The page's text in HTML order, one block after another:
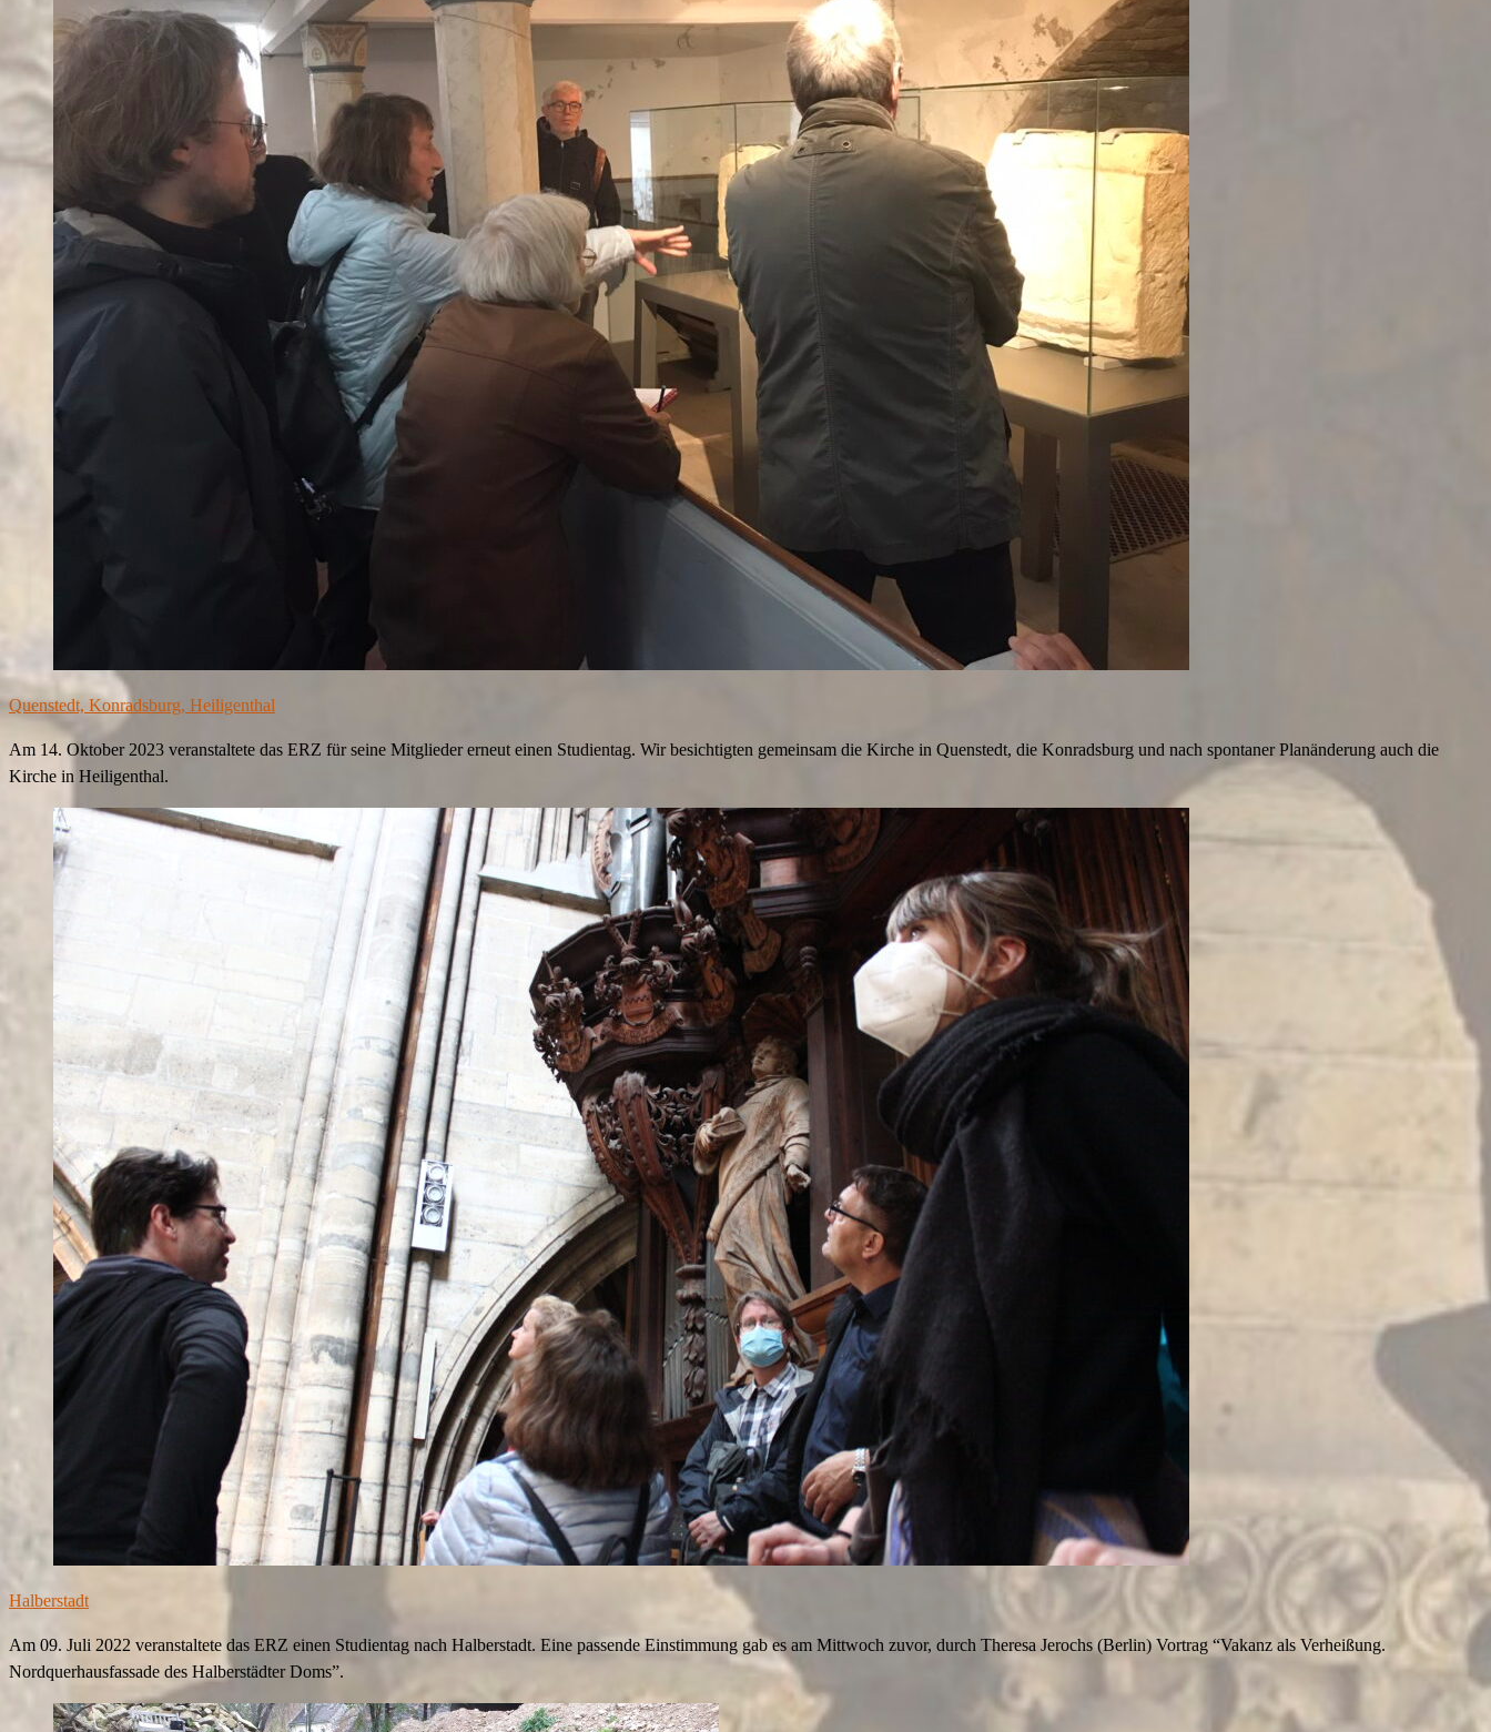
Quenstedt, Konradsburg, Heiligenthal
Am 14. Oktober 2023 veranstaltete das ERZ für seine Mitglieder erneut einen Studientag. Wir besichtigten gemeinsam die Kirche in Quenstedt, die Konradsburg und nach spontaner Planänderung auch die
Kirche in Heiligenthal.
Halberstadt
Am 09. Juli 2022 veranstaltete das ERZ einen Studientag nach Halberstadt. Eine passende Einstimmung gab es am Mittwoch zuvor, durch Theresa Jerochs (Berlin) Vortrag “Vakanz als Verheißung.
Nordquerhausfassade des Halberstädter Doms”.